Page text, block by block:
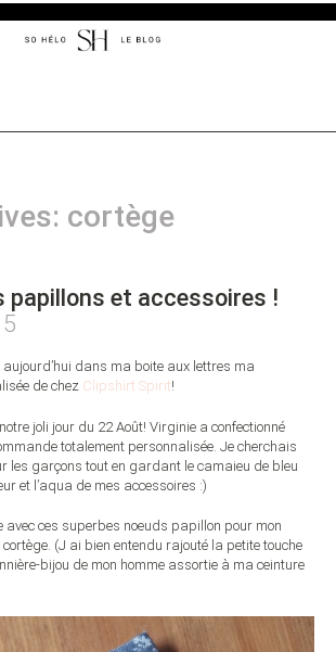
cortège
papillons et accessoires !
aujourd’hui dans ma boite aux lettres ma
de chez Clipshirt Spirit!
joli jour du 22 Août! Virginie a confectionné
totalement personnalisée. Je cherchais
les garçons tout en gardant le camaieu de bleu
et l’aqua de mes accessoires :)
avec ces superbes noeuds papillon pour mon
cortège. (J ai bien entendu rajouté la petite touche
bijou de mon homme assortie à ma ceinture